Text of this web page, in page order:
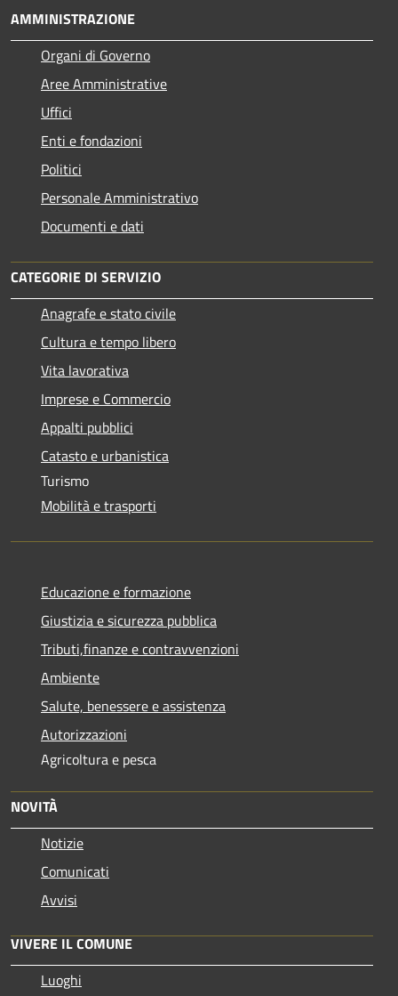
AMMINISTRAZIONE
Organi di Governo
Aree Amministrative
Uffici
Enti e fondazioni
Politici
Personale Amministrativo
Documenti e dati
CATEGORIE DI SERVIZIO
Anagrafe e stato civile
Cultura e tempo libero
Vita lavorativa
Imprese e Commercio
Appalti pubblici
Catasto e urbanistica
Turismo
Mobilità e trasporti
Educazione e formazione
Giustizia e sicurezza pubblica
Tributi,finanze e contravvenzioni
Ambiente
Salute, benessere e assistenza
Autorizzazioni
Agricoltura e pesca
NOVITÀ
Notizie
Comunicati
Avvisi
VIVERE IL COMUNE
Luoghi